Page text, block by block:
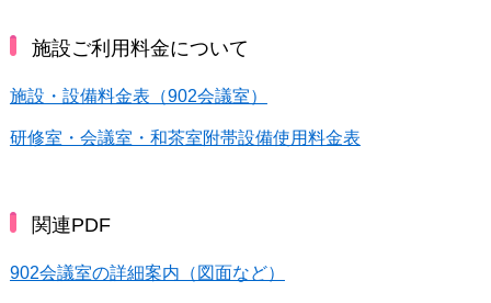
施設ご利用料金について
施設・設備料金表（902会議室）
研修室・会議室・和茶室附帯設備使用料金表
関連PDF
902会議室の詳細案内（図面など）